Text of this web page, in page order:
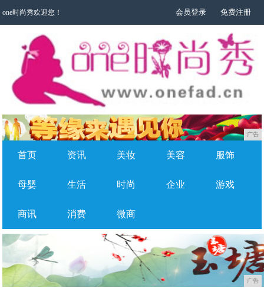
one时尚秀欢迎您！ 会员登录 免费注册
广告
首页 资讯 美妆 美容 服饰
母婴 生活 时尚 企业 游戏
商讯 消费 微商
广告